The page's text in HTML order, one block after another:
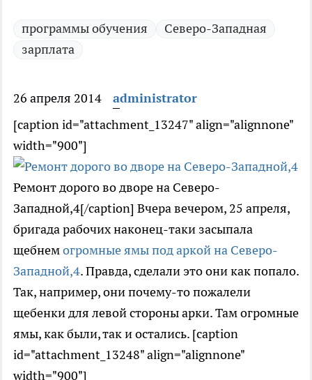
программы обучения
Северо-Западная
зарплата
26 апреля 2014
administrator
[caption id="attachment_13247" align="alignnone"
width="900"]
Ремонт дорого во дворе на Северо-
Западной,4[/caption] Вчера вечером, 25 апреля,
бригада рабочих наконец-таки засыпала
щебнемогромные ямы под аркой на Северо-
Западной,4. Правда, сделали это они как попало.
Так, например, они почему-то пожалели
щебенки для левой стороны арки. Там огромные
ямы, как были, так и остались. [caption
id="attachment_13248" align="alignnone"
width="900"]